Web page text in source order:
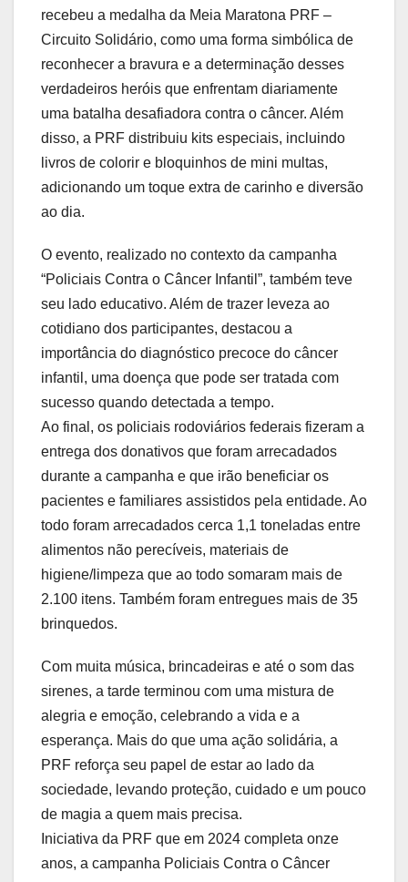
recebeu a medalha da Meia Maratona PRF –
Circuito Solidário, como uma forma simbólica de
reconhecer a bravura e a determinação desses
verdadeiros heróis que enfrentam diariamente
uma batalha desafiadora contra o câncer. Além
disso, a PRF distribuiu kits especiais, incluindo
livros de colorir e bloquinhos de mini multas,
adicionando um toque extra de carinho e diversão
ao dia.
O evento, realizado no contexto da campanha
“Policiais Contra o Câncer Infantil”, também teve
seu lado educativo. Além de trazer leveza ao
cotidiano dos participantes, destacou a
importância do diagnóstico precoce do câncer
infantil, uma doença que pode ser tratada com
sucesso quando detectada a tempo.
Ao final, os policiais rodoviários federais fizeram a
entrega dos donativos que foram arrecadados
durante a campanha e que irão beneficiar os
pacientes e familiares assistidos pela entidade. Ao
todo foram arrecadados cerca 1,1 toneladas entre
alimentos não perecíveis, materiais de
higiene/limpeza que ao todo somaram mais de
2.100 itens. Também foram entregues mais de 35
brinquedos.
Com muita música, brincadeiras e até o som das
sirenes, a tarde terminou com uma mistura de
alegria e emoção, celebrando a vida e a
esperança. Mais do que uma ação solidária, a
PRF reforça seu papel de estar ao lado da
sociedade, levando proteção, cuidado e um pouco
de magia a quem mais precisa.
Iniciativa da PRF que em 2024 completa onze
anos, a campanha Policiais Contra o Câncer